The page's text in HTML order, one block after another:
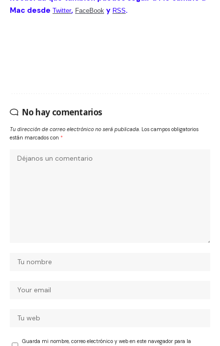
Mac desde Twitter, FaceBook y RSS.
No hay comentarios
Tu dirección de correo electrónico no será publicada. Los campos obligatorios
están marcados con *
Guarda mi nombre, correo electrónico y web en este navegador para la